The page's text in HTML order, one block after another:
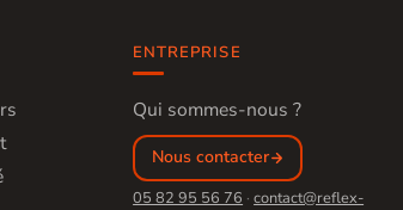
ENTREPRISE
Qui sommes-nous ?
Nous contacter
05 82 95 56 76 ·contact@reflex-